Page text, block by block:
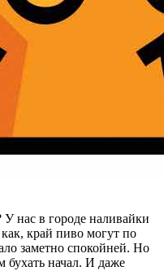
нас в городе наливайки
край пиво могут по
заметно спокойней. Но
бухать начал. И даже